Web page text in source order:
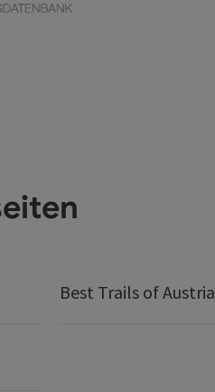
Best Trails of Austria